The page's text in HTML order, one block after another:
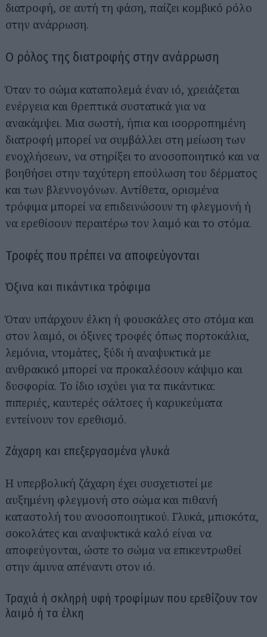
διατροφή, σε αυτή τη φάση, παίζει κομβικό ρόλο
στην ανάρρωση.
Ο ρόλος της διατροφής στην ανάρρωση
Όταν το σώμα καταπολεμά έναν ιό, χρειάζεται
ενέργεια και θρεπτικά συστατικά για να
ανακάμψει. Μια σωστή, ήπια και ισορροπημένη
διατροφή μπορεί να συμβάλλει στη μείωση των
ενοχλήσεων, να στηρίξει το ανοσοποιητικό και να
βοηθήσει στην ταχύτερη επούλωση του δέρματος
και των βλεννογόνων. Αντίθετα, ορισμένα
τρόφιμα μπορεί να επιδεινώσουν τη φλεγμονή ή
να ερεθίσουν περαιτέρω τον λαιμό και το στόμα.
Τροφές που πρέπει να αποφεύγονται
Όξινα και πικάντικα τρόφιμα
Όταν υπάρχουν έλκη ή φουσκάλες στο στόμα και
στον λαιμό, οι όξινες τροφές όπως πορτοκάλια,
λεμόνια, ντομάτες, ξύδι ή αναψυκτικά με
ανθρακικό μπορεί να προκαλέσουν κάψιμο και
δυσφορία. Το ίδιο ισχύει για τα πικάντικα:
πιπεριές, καυτερές σάλτσες ή καρυκεύματα
εντείνουν τον ερεθισμό.
Ζάχαρη και επεξεργασμένα γλυκά
Η υπερβολική ζάχαρη έχει συσχετιστεί με
αυξημένη φλεγμονή στο σώμα και πιθανή
καταστολή του ανοσοποιητικού. Γλυκά, μπισκότα,
σοκολάτες και αναψυκτικά καλό είναι να
αποφεύγονται, ώστε το σώμα να επικεντρωθεί
στην άμυνα απέναντι στον ιό.
Τραχιά ή σκληρή υφή τροφίμων που ερεθίζουν τον
λαιμό ή τα έλκη